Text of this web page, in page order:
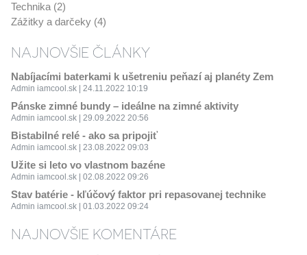
Technika (2)
Zážitky a darčeky (4)
NAJNOVŠIE ČLÁNKY
Nabíjacími baterkami k ušetreniu peňazí aj planéty Zem
Admin iamcool.sk | 24.11.2022 10:19
Pánske zimné bundy – ideálne na zimné aktivity
Admin iamcool.sk | 29.09.2022 20:56
Bistabilné relé - ako sa pripojiť
Admin iamcool.sk | 23.08.2022 09:03
Užite si leto vo vlastnom bazéne
Admin iamcool.sk | 02.08.2022 09:26
Stav batérie - kľúčový faktor pri repasovanej technike
Admin iamcool.sk | 01.03.2022 09:24
NAJNOVŠIE KOMENTÁRE